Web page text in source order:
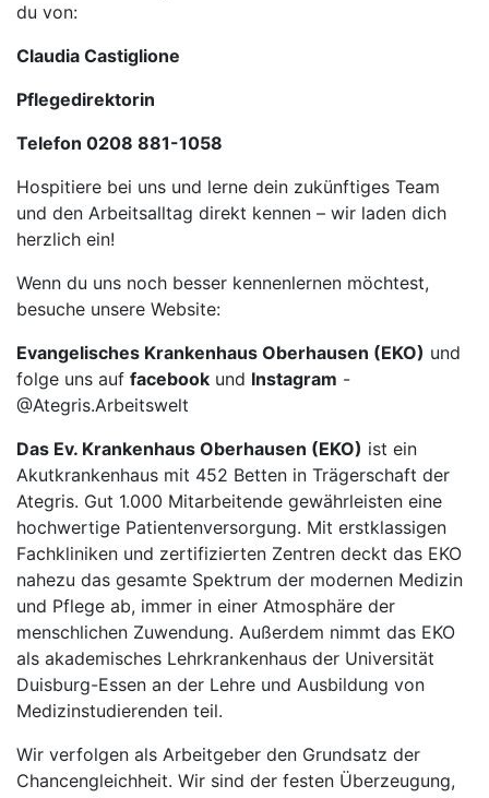
du von:
Claudia Castiglione
Pflegedirektorin
Telefon 0208 881-1058
Hospitiere bei uns und lerne dein zukünftiges Team
und den Arbeitsalltag direkt kennen – wir laden dich
herzlich ein!
Wenn du uns noch besser kennenlernen möchtest,
besuche unsere Website:
Evangelisches Krankenhaus Oberhausen (EKO) und
folge uns auf facebook und Instagram -
@Ategris.Arbeitswelt
Das Ev. Krankenhaus Oberhausen (EKO) ist ein
Akutkrankenhaus mit 452 Betten in Trägerschaft der
Ategris. Gut 1.000 Mitarbeitende gewährleisten eine
hochwertige Patientenversorgung. Mit erstklassigen
Fachkliniken und zertifizierten Zentren deckt das EKO
nahezu das gesamte Spektrum der modernen Medizin
und Pflege ab, immer in einer Atmosphäre der
menschlichen Zuwendung. Außerdem nimmt das EKO
als akademisches Lehrkrankenhaus der Universität
Duisburg-Essen an der Lehre und Ausbildung von
Medizinstudierenden teil.
Wir verfolgen als Arbeitgeber den Grundsatz der
Chancengleichheit. Wir sind der festen Überzeugung,